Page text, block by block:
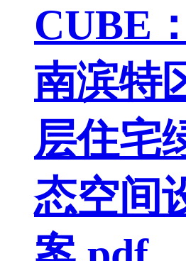
CUBE
南滨特
层住宅
态空间